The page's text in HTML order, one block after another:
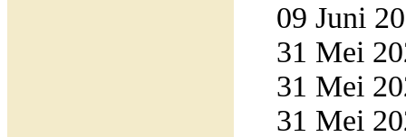
09 Juni
31 Mei
31 Mei
31 Mei